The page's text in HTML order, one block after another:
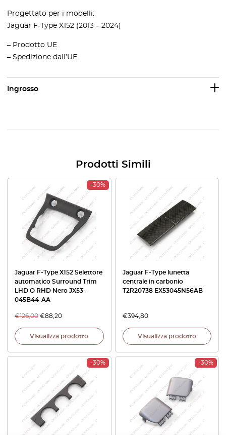
Progettato per i modelli:
Jaguar F-Type X152 (2013 – 2024)
– Prodotto UE
– Spedizione dall’UE
Ingrosso
Prodotti Simili
-30%
Jaguar F-Type X152 Selettore
automatico Surround Trim
LHD O RHD Nero JX53-
045B44-AA
€126,00 €88,20
Visualizza prodotto
Jaguar F-Type lunetta
centrale in carbonio
T2R20738 EX53045N56AB
€394,80
Visualizza prodotto
-30% -30%